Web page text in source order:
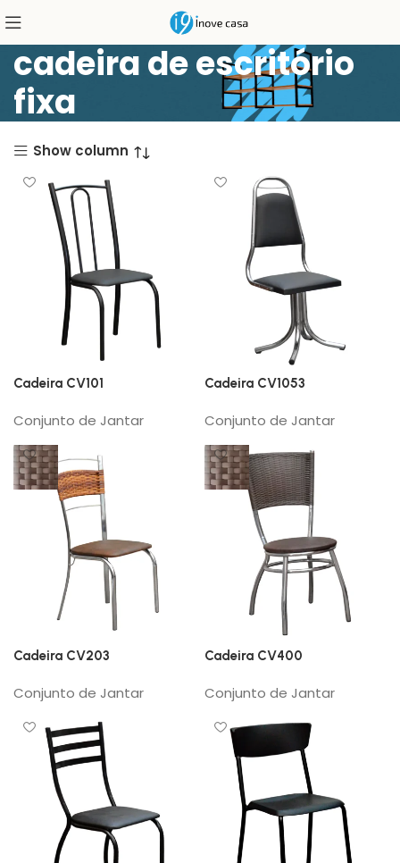
cadeira de escritório
fixa
Show column
Cadeira CV101
Conjunto de Jantar
Cadeira CV1053
Conjunto de Jantar
Cadeira CV203
Conjunto de Jantar
Cadeira CV400
Conjunto de Jantar